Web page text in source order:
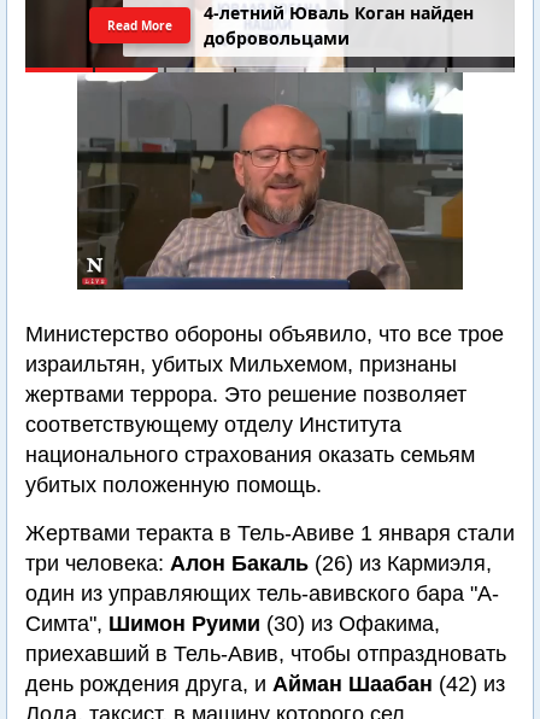
Последний шанс Ирана. Теракт в
Самарии // Новости Израиля.
Шарп. Финкель. Дубнов
Read More
Министерство обороны объявило, что все трое
израильтян, убитых Мильхемом, признаны
жертвами террора. Это решение позволяет
соответствующему отделу Института
национального страхования оказать семьям
убитых положенную помощь.
Жертвами теракта в Тель-Авиве 1 января стали
три человека: Алон Бакаль (26) из Кармиэля,
один из управляющих тель-авивского бара "А-
Симта", Шимон Руими (30) из Офакима,
приехавший в Тель-Авив, чтобы отпраздновать
день рождения друга, и Айман Шаабан (42) из
Лода, таксист, в машину которого сел